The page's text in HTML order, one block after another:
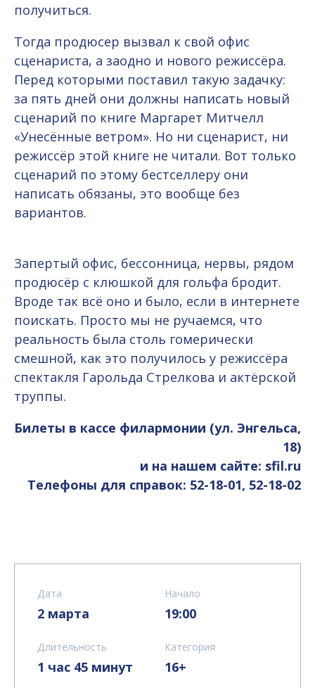
получиться.
Тогда продюсер вызвал к свой офис
сценариста, а заодно и нового режиссёра.
Перед которыми поставил такую задачку:
за пять дней они должны написать новый
сценарий по книге Маргарет Митчелл
«Унесённые ветром». Но ни сценарист, ни
режиссёр этой книге не читали. Вот только
сценарий по этому бестселлеру они
написать обязаны, это вообще без
вариантов.
Запертый офис, бессонница, нервы, рядом
продюсёр с клюшкой для гольфа бродит.
Вроде так всё оно и было, если в интернете
поискать. Просто мы не ручаемся, что
реальность была столь гомерически
смешной, как это получилось у режиссёра
спектакля Гарольда Стрелкова и актёрской
труппы.
Билеты в кассе филармонии (ул. Энгельса,
18)
и на нашем сайте: sfil.ru
Телефоны для справок: 52-18-01, 52-18-02
Дата
2 марта
Начало
19:00
Длительность
1 час 45 минут
Категория
16+